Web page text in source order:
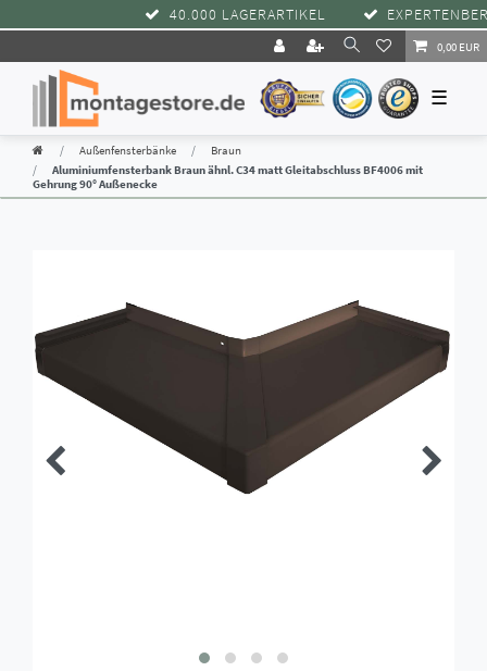
40.000 LAGERARTIKEL
0,00 EUR
☰
Außenfensterbänke
Braun
Aluminiumfensterbank Braun ähnl. C34 matt Gleitabschluss BF4006 mit
Gehrung 90° Außenecke